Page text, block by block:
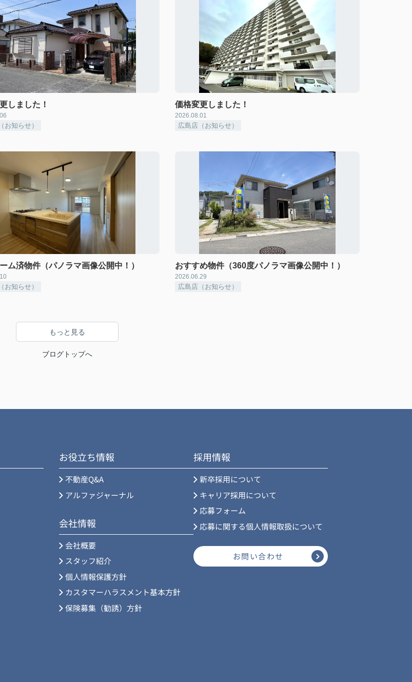
しました！
お知らせ）
価格変更しました！
2026.08.01
広島店（お知らせ）
ム済物件（パノラマ画像公開中！）
お知らせ）
おすすめ物件（360度パノラマ画像公開中！）
2026.06.29
広島店（お知らせ）
もっと見る
ブログトップへ
お役立ち情報
不動産Q&A
アルファジャーナル
会社情報
会社概要
スタッフ紹介
個人情報保護方針
カスタマーハラスメント基本方針
保険募集（勧誘）方針
採用情報
新卒採用について
キャリア採用について
応募フォーム
応募に関する個人情報取扱について
お問い合わせ